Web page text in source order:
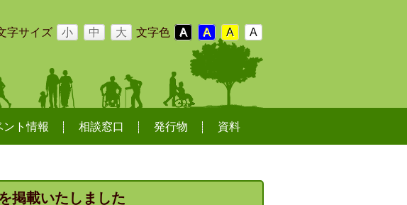
字サイズ 小 中 大 文字色 A A A A
ント情報 相談窓口 発行物 資料
掲載いたしました